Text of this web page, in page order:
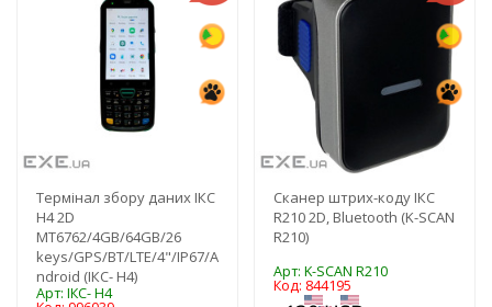
Термінал збору даних ІКС
H4 2D
MT6762/4GB/64GB/26
keys/GPS/BT/LTE/4"/IP67/A
ndroid (ІКС- H4)
Арт: ІКС- H4
Сканер штрих-коду ІКС
R210 2D, Bluetooth (K-SCAN
R210)
Арт: K-SCAN R210
Код: 844195